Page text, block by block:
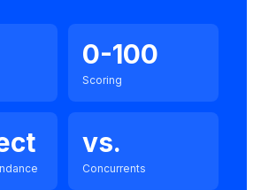
0-100
Scoring
vs.
Concurrents